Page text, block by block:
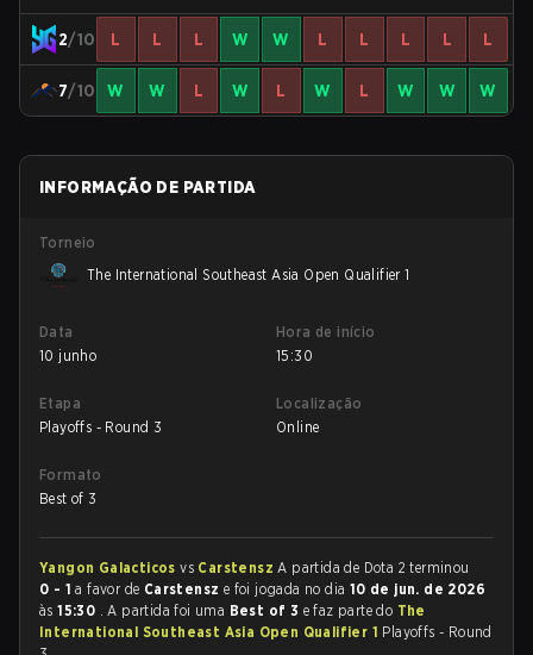
2/10 L L L W W L L L L L
7/10 W W L W L W L W W W
INFORMAÇÃO DE PARTIDA
Torneio
The International Southeast Asia Open Qualifier 1
Data
10 junho
Hora de início
15:30
Etapa
Playoffs - Round 3
Localização
Online
Formato
Best of 3
Yangon Galacticosvs CarstenszA partida de Dota 2 terminou
0 - 1 a favor de Carstensz e foi jogada no dia 10 de jun. de 2026
às15:30 . A partida foi uma Best of 3 e faz parte do The
International Southeast Asia Open Qualifier 1 Playoffs - Round